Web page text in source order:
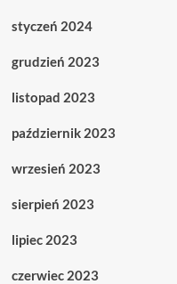
styczeń 2024
grudzień 2023
listopad 2023
październik 2023
wrzesień 2023
sierpień 2023
lipiec 2023
czerwiec 2023